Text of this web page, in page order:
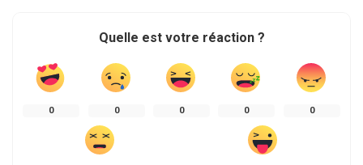
Quelle est votre réaction ?
0 0 0 0 0